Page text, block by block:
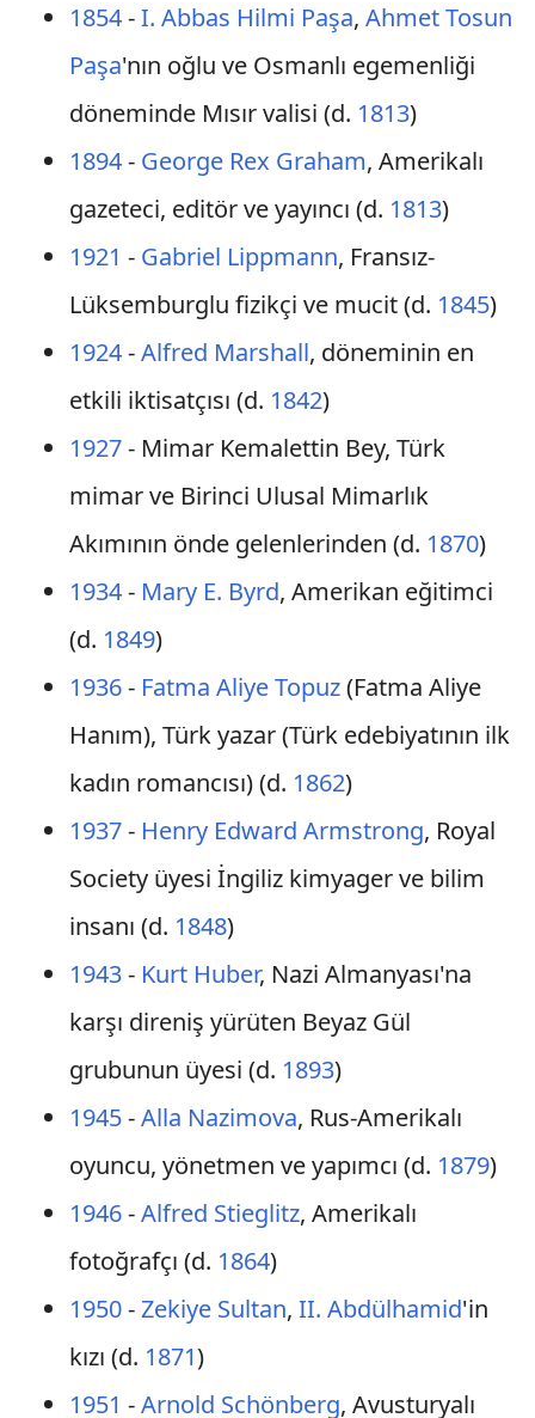
1854-I. Abbas Hilmi Paşa, Ahmet Tosun
Paşa'nın oğlu ve Osmanlı egemenliği
döneminde Mısır valisi (d. 1813)
1894- George Rex Graham, Amerikalı
gazeteci, editör ve yayıncı (d. 1813)
1921 - Gabriel Lippmann, Fransız-
Lüksemburglu fizikçi ve mucit (d. 1845)
1924-Alfred Marshall, döneminin en
etkili iktisatçısı (d. 1842)
1927- Mimar Kemalettin Bey, Türk
mimar ve Birinci Ulusal Mimarlık
Akımının önde gelenlerinden (d. 1870)
1934- Mary E. Byrd, Amerikan eğitimci
(d. 1849)
1936- Fatma Aliye Topuz(Fatma Aliye
Hanım), Türk yazar (Türk edebiyatının ilk
kadın romancısı) (d. 1862)
1937- Henry Edward Armstrong, Royal
Society üyesi İngiliz kimyager ve bilim
insanı (d. 1848)
1943- Kurt Huber, Nazi Almanyası'na
karşı direniş yürüten Beyaz Gül
grubunun üyesi (d. 1893)
1945-Alla Nazimova, Rus-Amerikalı
oyuncu, yönetmen ve yapımcı (d. 1879)
1946-Alfred Stieglitz, Amerikalı
fotoğrafçı (d. 1864)
1950-Zekiye Sultan, II. Abdülhamid'in
kızı (d. 1871)
1951 -Arnold Schönberg, Avusturyalı